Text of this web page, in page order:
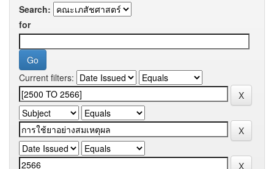
Search:
for
Current filters: